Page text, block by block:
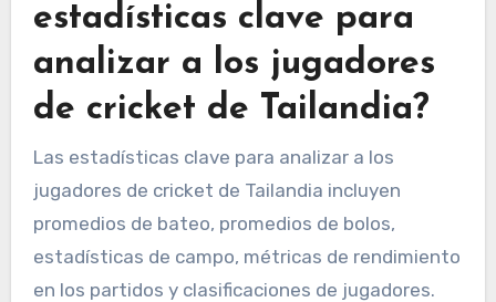
estadísticas clave para
analizar a los jugadores
de cricket de Tailandia?
Las estadísticas clave para analizar a los
jugadores de cricket de Tailandia incluyen
promedios de bateo, promedios de bolos,
estadísticas de campo, métricas de rendimiento
en los partidos y clasificaciones de jugadores.